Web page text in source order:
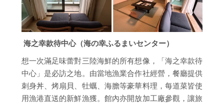
海之幸款待中心（海の幸ふるまいセンター）
想一次滿足味蕾對三陸海鮮的所有想像，「海之幸款待
中心」是必訪之地。由當地漁業合作社經營，餐廳提供
刺身丼、烤扇貝、牡蠣、海膽等豪華料理，每道菜皆使
用漁港直送的新鮮漁獲。館內亦開放加工廠參觀，讓旅